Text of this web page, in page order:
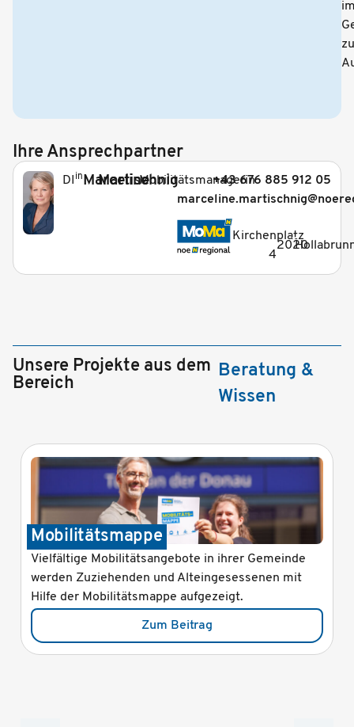
Ihre Ansprechpartner
DIinMarceline
MartischnigMobilitätsmanagerin+43 676 885 912 05
Kirchenplatz
4
2020
_
Unsere Projekte aus dem
Bereich
Beratung &
Wissen
Mobilitätsmappe
Vielfältige Mobilitätsangebote in ihrer Gemeinde
werden Zuziehenden und Alteingesessenen mit
Hilfe der Mobilitätsmappe aufgezeigt.
Zum Beitrag